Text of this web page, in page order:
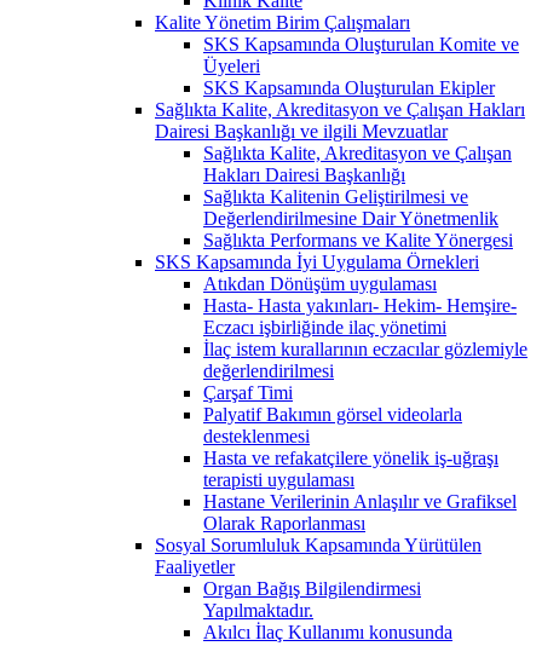
Kalite Yönetim Birim Çalışmaları
SKS Kapsamında Oluşturulan Komite ve
Üyeleri
SKS Kapsamında Oluşturulan Ekipler
Sağlıkta Kalite, Akreditasyon ve Çalışan Hakları
Dairesi Başkanlığı ve ilgili Mevzuatlar
Sağlıkta Kalite, Akreditasyon ve Çalışan
Hakları Dairesi Başkanlığı
Sağlıkta Kalitenin Geliştirilmesi ve
Değerlendirilmesine Dair Yönetmenlik
Sağlıkta Performans ve Kalite Yönergesi
SKS Kapsamında İyi Uygulama Örnekleri
Atıkdan Dönüşüm uygulaması
Hasta- Hasta yakınları- Hekim- Hemşire-
Eczacı işbirliğinde ilaç yönetimi
İlaç istem kurallarının eczacılar gözlemiyle
değerlendirilmesi
Çarşaf Timi
Palyatif Bakımın görsel videolarla
desteklenmesi
Hasta ve refakatçilere yönelik iş-uğraşı
terapisti uygulaması
Hastane Verilerinin Anlaşılır ve Grafiksel
Olarak Raporlanması
Sosyal Sorumluluk Kapsamında Yürütülen
Faaliyetler
Organ Bağış Bilgilendirmesi
Yapılmaktadır.
Akılcı İlaç Kullanımı konusunda